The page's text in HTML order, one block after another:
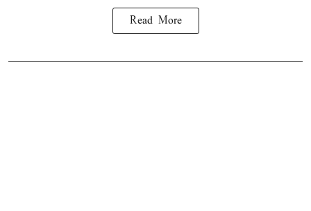
Read More